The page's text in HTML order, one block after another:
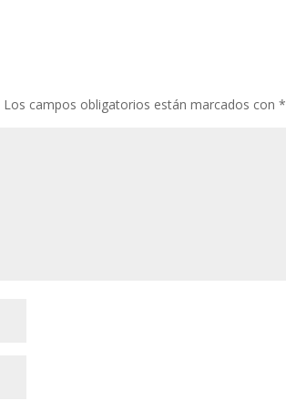
Los campos obligatorios están marcados con*